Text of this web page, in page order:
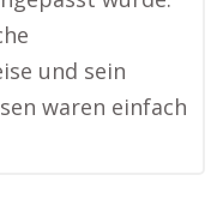
und sein
waren einfach